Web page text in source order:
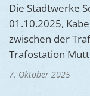
Die Stadtwerke
01.10.2025,
zwischen der
Trafostation
7. Oktober 2025